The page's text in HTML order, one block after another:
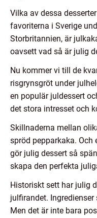
Vilka av dessa
favoriterna i Sverige
Storbritannien, är
oavsett vad så är julig
Nu kommer vi till de
risgrynsgröt under
en populär juldessert
det stora intresset och
Skillnaderna mellan
spröd pepparkaka.
gör julig dessert så
skapa den perfekta
Historiskt sett har julig
julfirandet.
Men det är inte bara